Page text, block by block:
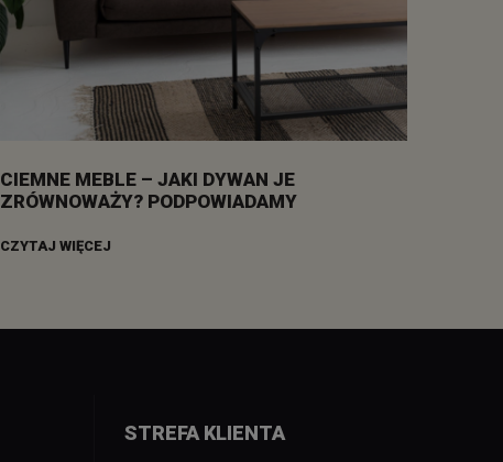
CIEMNE MEBLE – JAKI DYWAN JE
ZRÓWNOWAŻY? PODPOWIADAMY
CZYTAJ WIĘCEJ
STREFA KLIENTA